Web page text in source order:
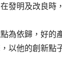
發明及改良時
為依歸，好的
以他的創新點